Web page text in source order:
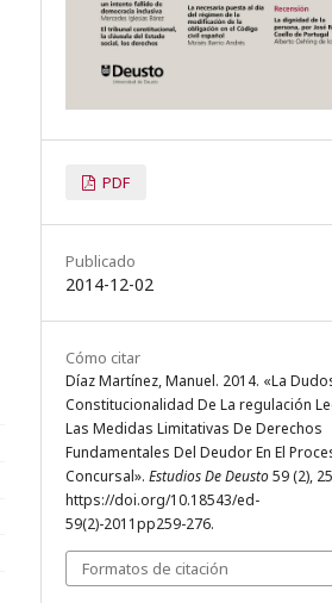
PDF
Publicado
2014-12-02
Cómo citar
Díaz Martínez, Manuel. 2014. «La
Constitucionalidad De La regulación
Las Medidas Limitativas De Derechos
Fundamentales Del Deudor En El
Concursal». Estudios De Deusto59 (2),
https://doi.org/10.18543/ed-
59(2)-2011pp259-276.
Formatos de citación